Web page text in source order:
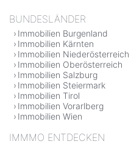
BUNDESLÄNDER
Immobilien Burgenland
Immobilien Kärnten
Immobilien Niederösterreich
Immobilien Oberösterreich
Immobilien Salzburg
Immobilien Steiermark
Immobilien Tirol
Immobilien Vorarlberg
Immobilien Wien
IMMMO ENTDECKEN